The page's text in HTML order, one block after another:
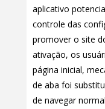
aplicativo
controle das
promover o site
ativação, os
página inicial,
de aba foi
de navegar